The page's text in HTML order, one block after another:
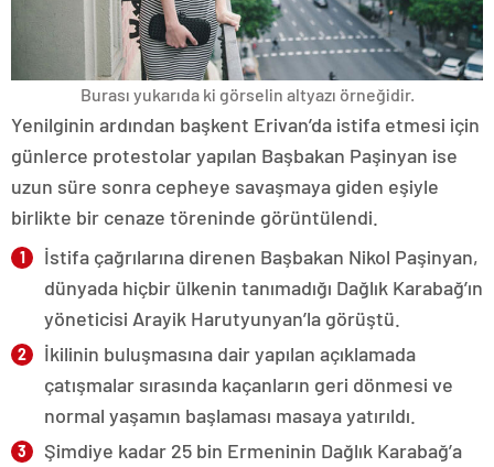
Burası yukarıda ki görselin altyazı örneğidir.
Yenilginin ardından başkent Erivan’da istifa etmesi için
günlerce protestolar yapılan Başbakan Paşinyan ise
uzun süre sonra cepheye savaşmaya giden eşiyle
birlikte bir cenaze töreninde görüntülendi.
İstifa çağrılarına direnen Başbakan Nikol Paşinyan,
dünyada hiçbir ülkenin tanımadığı Dağlık Karabağ’ın
yöneticisi Arayik Harutyunyan’la görüştü.
İkilinin buluşmasına dair yapılan açıklamada
çatışmalar sırasında kaçanların geri dönmesi ve
normal yaşamın başlaması masaya yatırıldı.
Şimdiye kadar 25 bin Ermeninin Dağlık Karabağ’a